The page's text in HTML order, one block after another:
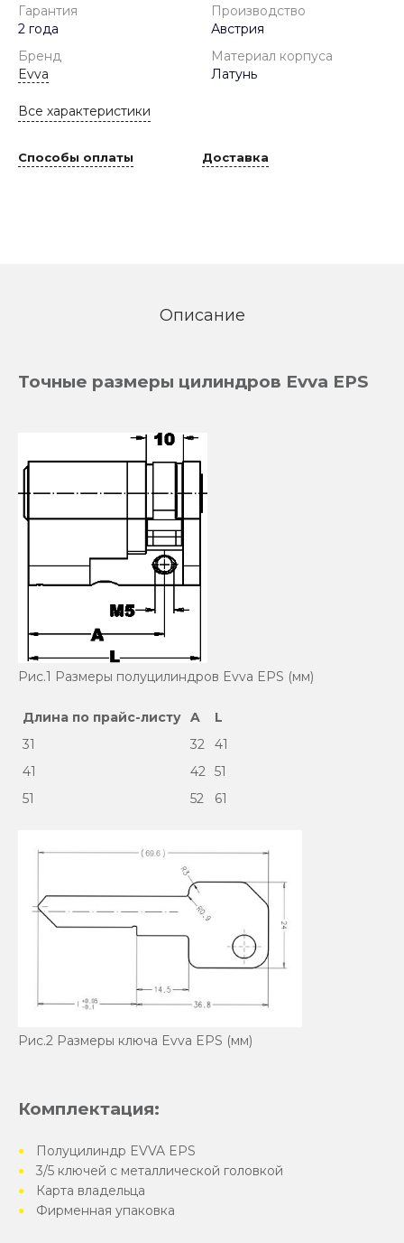
Гарантия
2 года
Производство
Австрия
Бренд
Evva
Материал корпуса
Латунь
Все характеристики
Способы оплаты Доставка
Описание
Точные размеры цилиндров Evva EPS
Рис.1 Размеры полуцилиндров Evva EPS (мм)
Длина по прайс-листу A
L
31
32
41
41
42 51
51
52 61
Рис.2 Размеры ключа Evva EPS (мм)
Комплектация:
Полуцилиндр EVVA EPS
3/5 ключей с металлической головкой
Карта владельца
Фирменная упаковка